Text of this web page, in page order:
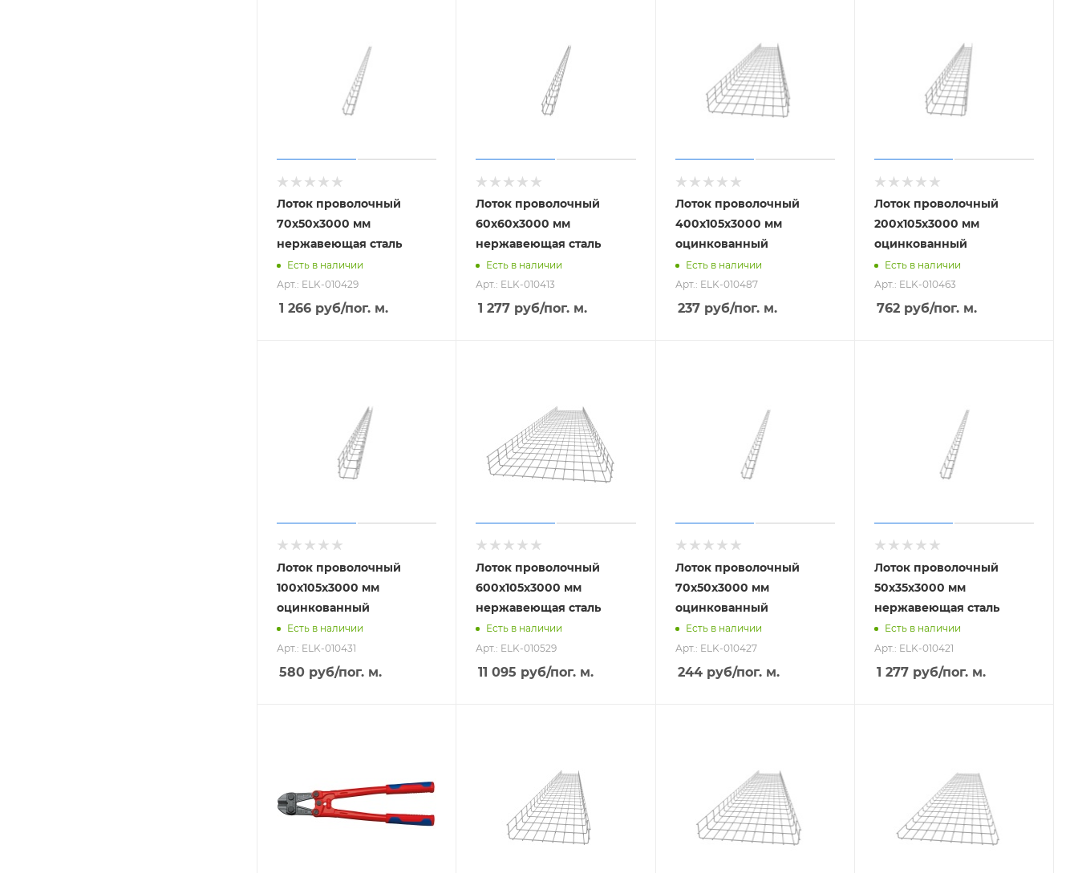
Лоток проволочный
70х50х3000 мм
нержавеющая сталь
Есть в наличии
Арт.: ELK-010429
1 266 руб/пог. м.
Лоток проволочный
60х60х3000 мм
нержавеющая сталь
Есть в наличии
Арт.: ELK-010413
1 277 руб/пог. м.
Лоток проволочный
400х105х3000 мм
оцинкованный
Есть в наличии
Арт.: ELK-010487
237руб/пог. м.
Лоток проволочный
200х105х3000 мм
оцинкованный
Есть в наличии
Арт.: ELK-010463
762руб/пог. м.
Лоток проволочный
100х105х3000 мм
оцинкованный
Есть в наличии
Арт.: ELK-010431
580 руб/пог. м.
Лоток проволочный
600х105х3000 мм
нержавеющая сталь
Есть в наличии
Арт.: ELK-010529
11 095 руб/пог. м.
Лоток проволочный
70х50х3000 мм
оцинкованный
Есть в наличии
Арт.: ELK-010427
244руб/пог. м.
Лоток проволочный
50х35х3000 мм
нержавеющая сталь
Есть в наличии
Арт.: ELK-010421
1 277руб/пог. м.